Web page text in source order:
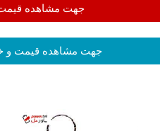
جهت مشاهده قیمت
جهت مشاهده قیمت و